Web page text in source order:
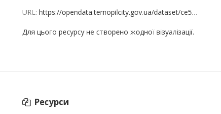
URL: https://opendata.ternopilcity.gov.ua/dataset/ce5c05aa-a3ee-4fa7-95d8-0775154c7939/resource/4f11f52f-91f3-4750-ae7d-6c819d72e85d/download/26-01.01.2026.xlsx
Для цього ресурсу не створено жодної візуалізації.
Ресурси